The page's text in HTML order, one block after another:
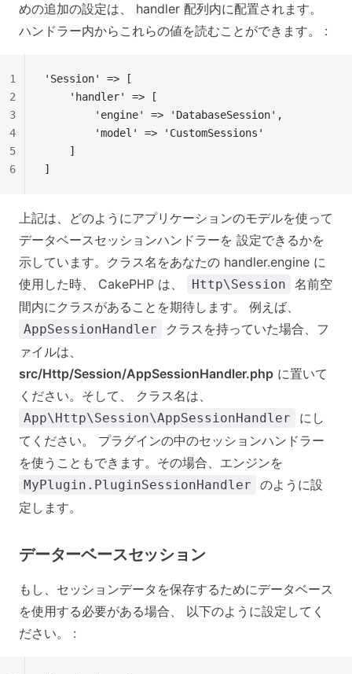
めの追加の設定は、 handler 配列内に配置されます。
ハンドラー内からこれらの値を読むことができます。 :
'Session' => [
    'handler' => [
        'engine' => 'DatabaseSession',
        'model' => 'CustomSessions'
    ]
]
1
2
3
4
5
6
上記は、どのようにアプリケーションのモデルを使って
データベースセッションハンドラーを 設定できるかを
示しています。クラス名をあなたの handler.engine に
使用した時、 CakePHP は、
Http\Session
名前空
間内にクラスがあることを期待します。 例えば、
AppSessionHandler
クラスを持っていた場合、フ
ァイルは、
src/Http/Session/AppSessionHandler.php に置いて
ください。そして、 クラス名は、
App\Http\Session\AppSessionHandler
にし
てください。 プラグインの中のセッションハンドラー
を使うこともできます。その場合、エンジンを
MyPlugin.PluginSessionHandler
のように設
定します。
データーベースセッション
もし、セッションデータを保存するためにデータベース
を使用する必要がある場合、 以下のように設定してく
ださい。 :